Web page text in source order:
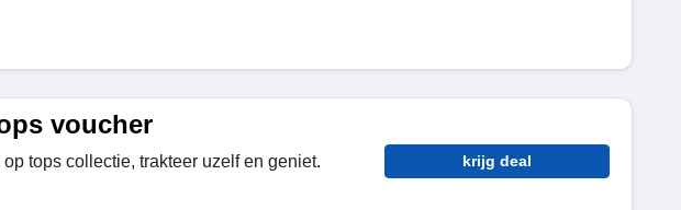
voucher
op tops collectie, trakteer uzelf en geniet. krijg deal